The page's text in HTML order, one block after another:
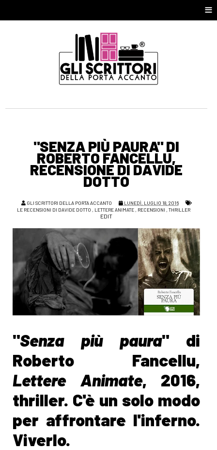
≡
"SENZA PIÙ PAURA" DI
ROBERTO FANCELLU,
RECENSIONE DI DAVIDE
DOTTO
GLI SCRITTORI DELLA PORTA ACCANTO
LUNEDÌ, LUGLIO 18, 2016
LE RECENSIONI DI DAVIDE DOTTO , LETTERE ANIMATE, RECENSIONI , THRILLER
EDIT
"Senza più paura" di
Roberto Fancellu,
Lettere Animate, 2016,
thriller. C'è un solo modo
per affrontare l'inferno.
Viverlo.